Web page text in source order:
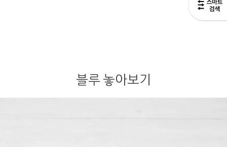
블루 놓아보기